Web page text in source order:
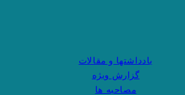
یادداشتها و مقالات
گزارش ویژه
مصاحبه ها